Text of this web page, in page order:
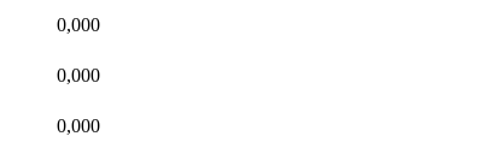
0,000
0,000
0,000